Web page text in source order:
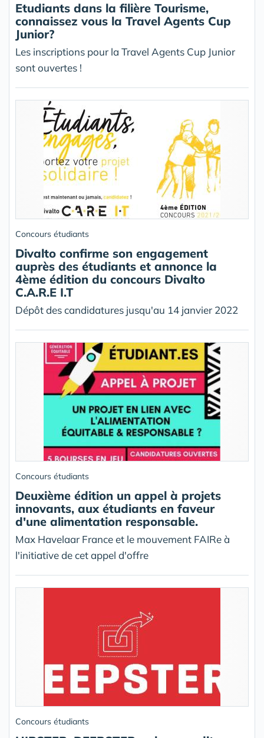
Etudiants dans la filière Tourisme,
connaissez vous la Travel Agents Cup
Junior?
Les inscriptions pour la Travel Agents Cup Junior
sont ouvertes !
Concours étudiants
Divalto confirme son engagement
auprès des étudiants et annonce la
4ème édition du concours Divalto
C.A.R.E I.T
Dépôt des candidatures jusqu'au 14 janvier 2022
Concours étudiants
Deuxième édition un appel à projets
innovants, aux étudiants en faveur
d'une alimentation responsable.
Max Havelaar France et le mouvement FAIRe à
l'initiative de cet appel d'offre
Concours étudiants